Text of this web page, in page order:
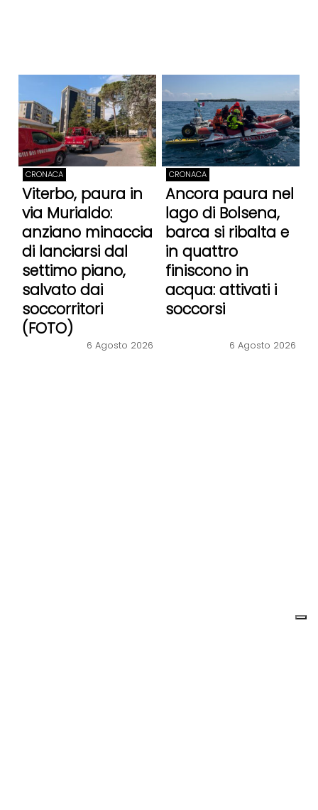
CRONACA
Viterbo, paura in
via Murialdo:
anziano minaccia
di lanciarsi dal
settimo piano,
salvato dai
soccorritori
(FOTO)
6 Agosto 2026
CRONACA
Ancora paura nel
lago di Bolsena,
barca si ribalta e
in quattro
finiscono in
acqua: attivati i
soccorsi
6 Agosto 2026